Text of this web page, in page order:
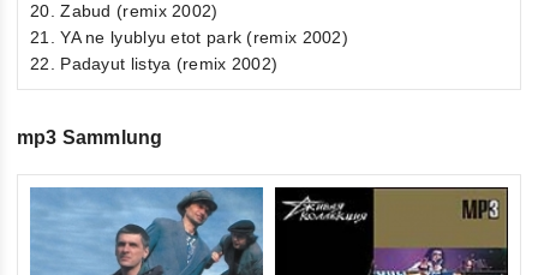
20. Zabud (remix 2002)
21. YA ne lyublyu etot park (remix 2002)
22. Padayut listya (remix 2002)
mp3 Sammlung